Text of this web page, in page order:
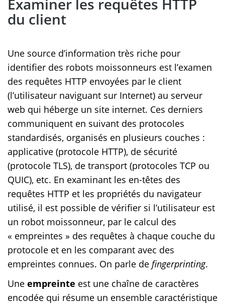
Examiner les requêtes HTTP
du client
Une source d’information très riche pour
identifier des robots moissonneurs est l’examen
des requêtes HTTP envoyées par le client
(l’utilisateur naviguant sur Internet) au serveur
web qui héberge un site internet. Ces derniers
communiquent en suivant des protocoles
standardisés, organisés en plusieurs couches :
applicative (protocole HTTP), de sécurité
(protocole TLS), de transport (protocoles TCP ou
QUIC), etc. En examinant les en-têtes des
requêtes HTTP et les propriétés du navigateur
utilisé, il est possible de vérifier si l’utilisateur est
un robot moissonneur, par le calcul des
« empreintes » des requêtes à chaque couche du
protocole et en les comparant avec des
empreintes connues. On parle de fingerprinting.
Une empreinte est une chaîne de caractères
encodée qui résume un ensemble caractéristique